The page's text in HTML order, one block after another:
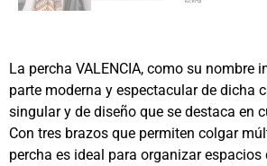
La percha VALENCIA, como su nombre
parte moderna y espectacular de dicha
singular y de diseño que se destaca en
Con tres brazos que permiten colgar
percha es ideal para organizar espacios